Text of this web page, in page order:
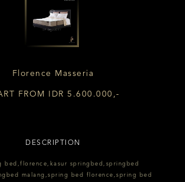
Florence Masseria
FROM IDR 5.600.000,-
DESCRIPTION
bed,florence,kasur springbed,springbed
malang,spring bed florence,spring bed